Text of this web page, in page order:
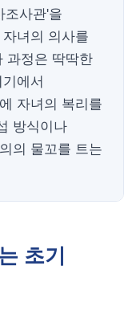
조사관'을
녀의 의사를
과정은 딱딱한
에서
자녀의 복리를
방식이나
의 물꼬를 트는
초기